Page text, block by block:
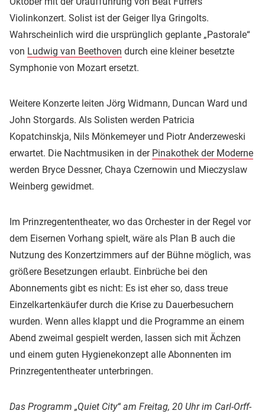
Violinkonzert. Solist ist der Geiger Ilya Gringolts.
Wahrscheinlich wird die ursprünglich geplante „Pastorale“
von Ludwig van Beethoven durch eine kleiner besetzte
Symphonie von Mozart ersetzt.
Weitere Konzerte leiten Jörg Widmann, Duncan Ward und
John Storgards. Als Solisten werden Patricia
Kopatchinskja, Nils Mönkemeyer und Piotr Anderzeweski
erwartet. Die Nachtmusiken in der Pinakothek der Moderne
werden Bryce Dessner, Chaya Czernowin und Mieczyslaw
Weinberg gewidmet.
Im Prinzregententheater, wo das Orchester in der Regel vor
dem Eisernen Vorhang spielt, wäre als Plan B auch die
Nutzung des Konzertzimmers auf der Bühne möglich, was
größere Besetzungen erlaubt. Einbrüche bei den
Abonnements gibt es nicht: Es ist eher so, dass treue
Einzelkartenkäufer durch die Krise zu Dauerbesuchern
wurden. Wenn alles klappt und die Programme an einem
Abend zweimal gespielt werden, lassen sich mit Ächzen
und einem guten Hygienekonzept alle Abonnenten im
Prinzregententheater unterbringen.
Das Programm „Quiet City“ am Freitag, 20 Uhr im Carl-Orff-